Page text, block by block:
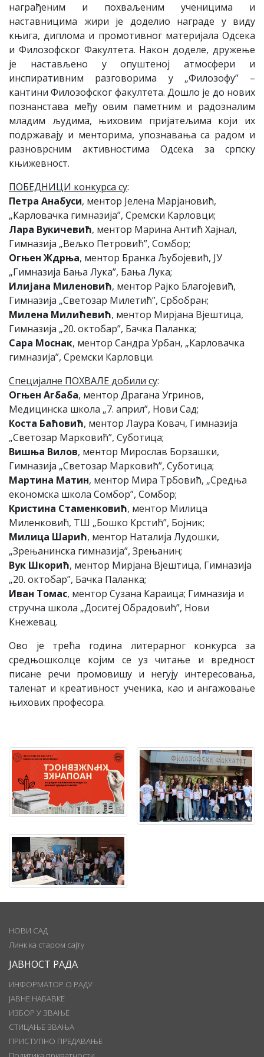
награђеним и похваљеним ученицима и
наставницима жири је доделио награде у виду
књига, диплома и промотивног материјала Одсека
и Филозофског Факултета. Након доделе, дружење
је настављено у опуштеној атмосфери и
инспиративним разговорима у „Филозофу” –
кантини Филозофског факултета. Дошло је до нових
познанстава међу овим паметним и радозналим
младим људима, њиховим пријатељима који их
подржавају и менторима, упознавања са радом и
разноврсним активностима Одсека за српску
књижевност.
ПОБЕДНИЦИ конкурса су:
Петра Анабуси, ментор Јелена Марјановић,
„Карловачка гимназија”, Сремски Карловци;
Лара Вукичевић, ментор Марина Антић Хајнал,
Гимназија „Вељко Петровић”, Сомбор;
Огњен Ждрња, ментор Бранка Љубојевић, ЈУ
„Гимназија Бања Лука”, Бања Лука;
Илијана Миленовић, ментор Рајко Благојевић,
Гимназија „Светозар Милетић”, Србобран;
Милена Милићевић, ментор Мирјана Вјештица,
Гимназија „20. октобар”, Бачка Паланка;
Сара Моснак, ментор Сандра Урбан, „Карловачка
гимназија”, Сремски Карловци.
Специјалне ПОХВАЛЕ добили су:
Огњен Агбаба, ментор Драгана Угринов,
Медицинска школа „7. април”, Нови Сад;
Коста Баћовић, ментор Лаура Ковач, Гимназија
„Светозар Марковић”, Суботица;
Вишња Вилов, ментор Мирослав Борзашки,
Гимназија „Светозар Марковић”, Суботица;
Мартина Матин, ментор Мира Трбовић, „Средња
економска школа Сомбор”, Сомбор;
Кристина Стаменковић, ментор Милица
Миленковић, ТШ „Бошко Крстић”, Бојник;
Милица Шарић, ментор Наталија Лудошки,
„Зрењанинска гимназија”, Зрењанин;
Вук Шкорић, ментор Мирјана Вјештица, Гимназија
„20. октобар”, Бачка Паланка;
Иван Томас, ментор Сузана Караица; Гимназија и
стручна школа „Доситеј Обрадовић”, Нови
Кнежевац.
Ово је трећа година литерарног конкурса за
средњошколце којим се уз читање и вредност
писане речи промовишу и негују интересовања,
таленат и креативност ученика, као и ангажовање
њихових професора.
НОВИ САД
Линк ка старом сајту
ЈАВНОСТ РАДА
ИНФОРМАТОР О РАДУ
ЈАВНЕ НАБАВКЕ
ИЗБОР У ЗВАЊЕ
СТИЦАЊЕ ЗВАЊА
ПРИСТУПНО ПРЕДАВАЊЕ